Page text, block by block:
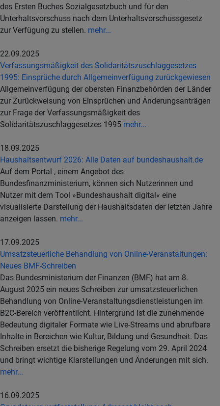
des Ersten Buches Sozialgesetzbuch und für den
Unterhaltsvorschuss nach dem Unterhaltsvorschussgesetz
zur Verfügung zu stellen. mehr...
22.09.2025
Verfassungsmäßigkeit des Solidaritätszuschlaggesetzes
1995: Einsprüche durch Allgemeinverfügung zurückgewiesen
Allgemeinverfügung der obersten Finanzbehörden der Länder
zur Zurückweisung von Einsprüchen und Änderungsanträgen
zur Frage der Verfassungsmäßigkeit des
Solidaritätszuschlaggesetzes 1995 mehr...
18.09.2025
Haushaltsentwurf 2026: Alle Daten auf bundeshaushalt.de
Auf dem Portal , einem Angebot des
Bundesfinanzministerium, können sich Nutzerinnen und
Nutzer mit dem Tool »Bundeshaushalt digital« eine
visualisierte Darstellung der Haushaltsdaten der letzten Jahre
anzeigen lassen. mehr...
17.09.2025
Umsatzsteuerliche Behandlung von Online-Veranstaltungen:
Neues BMF-Schreiben
Das Bundesministerium der Finanzen (BMF) hat am 8.
August 2025 ein neues Schreiben zur umsatzsteuerlichen
Behandlung von Online-Veranstaltungsdienstleistungen im
B2C-Bereich veröffentlicht. Hintergrund ist die zunehmende
Bedeutung digitaler Formate wie Live-Streams und abrufbare
Inhalte in Bereichen wie Kultur, Bildung und Gesundheit. Das
Schreiben ersetzt die bisherige Regelung vom 29. April 2024
und bringt wichtige Klarstellungen und Änderungen mit sich.
mehr...
16.09.2025